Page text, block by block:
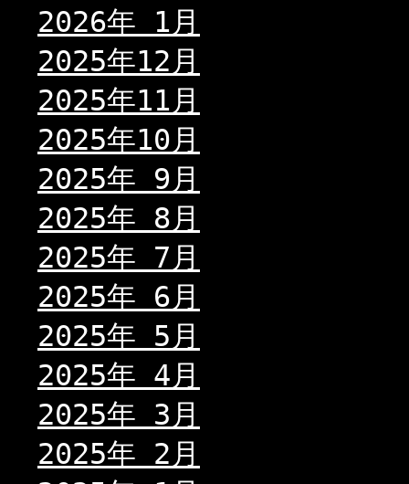
2026年 1月
2025年12月
2025年11月
2025年10月
2025年 9月
2025年 8月
2025年 7月
2025年 6月
2025年 5月
2025年 4月
2025年 3月
2025年 2月